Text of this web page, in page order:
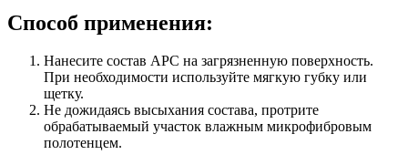
Способ применения:
Нанесите состав APC на загрязненную поверхность.
При необходимости используйте мягкую губку или
щетку.
Не дожидаясь высыхания состава, протрите
обрабатываемый участок влажным микрофибровым
полотенцем.